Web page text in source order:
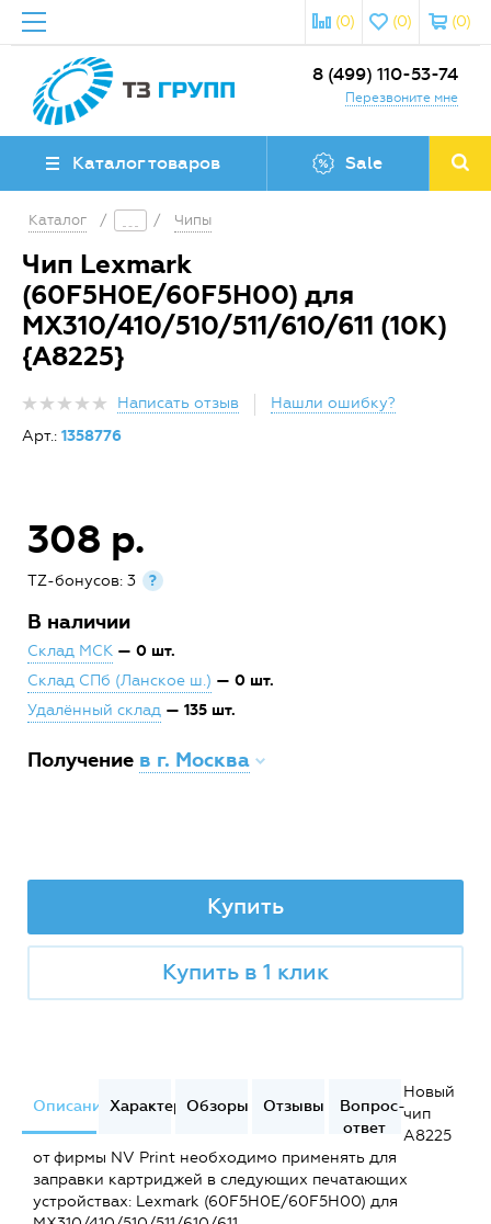
(0)
(0)
(0)
8 (499) 110-53-74
Перезвоните мне
Каталог товаров Sale
Каталог / / Чипы
Чип Lexmark
(60F5H0E/60F5H00) для
MX310/410/510/511/610/611 (10K)
{A8225}
Написать отзыв
Нашли ошибку?
Арт.: 1358776
308 р.
TZ-бонусов: 3 ?
В наличии
Склад МСК — 0 шт.
Склад СПб (Ланское ш.) — 0 шт.
Удалённый склад — 135 шт.
Получение в г. Москва
Купить
Купить в 1 клик
ОписаниеХарактеристики
Обзоры Отзывы
Вопрос-
ответ
Новый
чип
A8225
от фирмы NV Print необходимо применять для
заправки картриджей в следующих печатающих
устройствах: Lexmark (60F5H0E/60F5H00) для